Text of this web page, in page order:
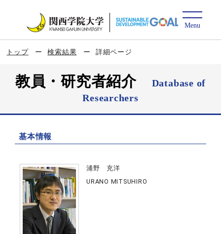
トップ 検索結果 詳細ページ
教員・研究者紹介
Database of
Researchers
基本情報
浦野 充洋
URANO MITSUHIRO